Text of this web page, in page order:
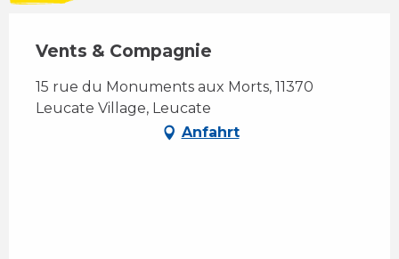
Vents & Compagnie
15 rue du Monuments aux Morts, 11370
Leucate Village, Leucate
Anfahrt